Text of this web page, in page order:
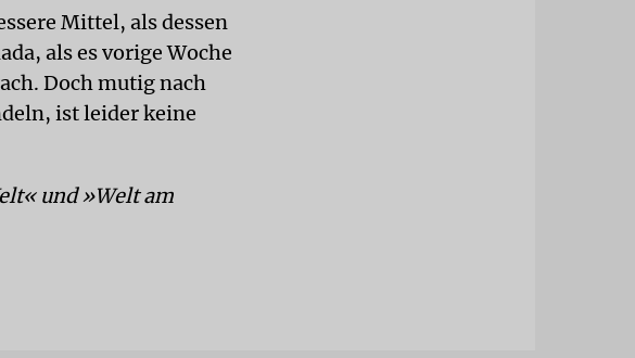
Mittel, als dessen
als es vorige Woche
Doch mutig nach
ist leider keine
und »Welt am